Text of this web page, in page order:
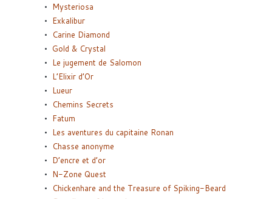
Mysteriosa
Exkalibur
Carine Diamond
Gold & Crystal
Le jugement de Salomon
L’Elixir d’Or
Lueur
Chemins Secrets
Fatum
Les aventures du capitaine Ronan
Chasse anonyme
D’encre et d’or
N-Zone Quest
Chickenhare and the Treasure of Spiking-Beard